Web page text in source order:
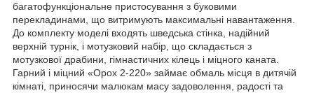
багатофункціональне пристосування з буковими
перекладинами, що витримують максимальні навантаження.
До комплекту моделі входять шведська стінка, надійний
верхній турнік, і мотузковий набір, що складається з
мотузкової драбини, гімнастичних кілець і міцного каната.
Гарний і міцний «Орох 2-220» займає обмаль місця в дитячій
кімнаті, приносячи малюкам масу задоволення, радості та